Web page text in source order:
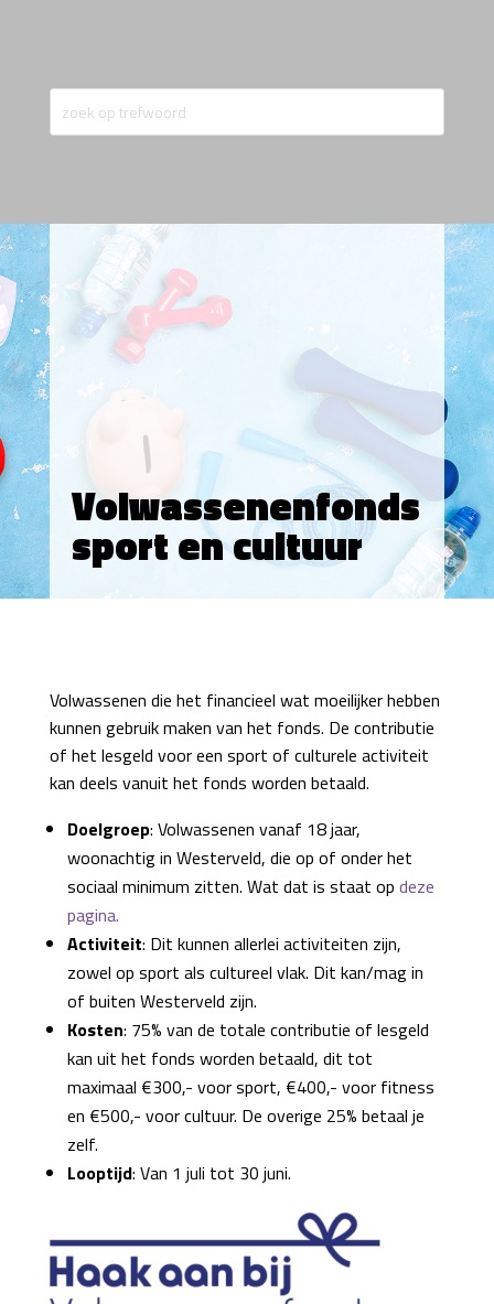
Volwassenenfonds
sport en cultuur
Volwassenen die het financieel wat moeilijker hebben
kunnen gebruik maken van het fonds. De contributie
of het lesgeld voor een sport of culturele activiteit
kan deels vanuit het fonds worden betaald.
Doelgroep: Volwassenen vanaf 18 jaar,
woonachtig in Westerveld, die op of onder het
sociaal minimum zitten. Wat dat is staat op deze
pagina.
Activiteit: Dit kunnen allerlei activiteiten zijn,
zowel op sport als cultureel vlak. Dit kan/mag in
of buiten Westerveld zijn.
Kosten: 75% van de totale contributie of lesgeld
kan uit het fonds worden betaald, dit tot
maximaal €300,- voor sport, €400,- voor fitness
en €500,- voor cultuur. De overige 25% betaal je
zelf.
Looptijd: Van 1 juli tot 30 juni.